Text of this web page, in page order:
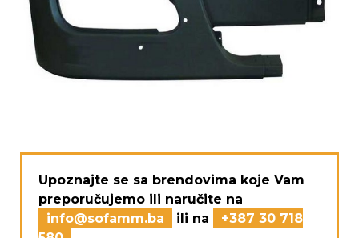
Upoznajte se sa brendovima koje Vam
preporučujemo ili naručite na
info@sofamm.ba
ili na
+387 30 718